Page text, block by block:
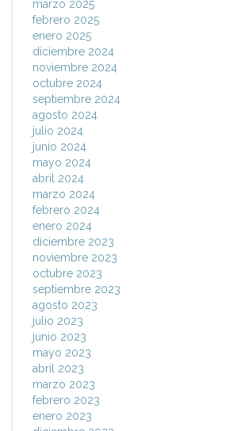
marzo 2025
febrero 2025
enero 2025
diciembre 2024
noviembre 2024
octubre 2024
septiembre 2024
agosto 2024
julio 2024
junio 2024
mayo 2024
abril 2024
marzo 2024
febrero 2024
enero 2024
diciembre 2023
noviembre 2023
octubre 2023
septiembre 2023
agosto 2023
julio 2023
junio 2023
mayo 2023
abril 2023
marzo 2023
febrero 2023
enero 2023